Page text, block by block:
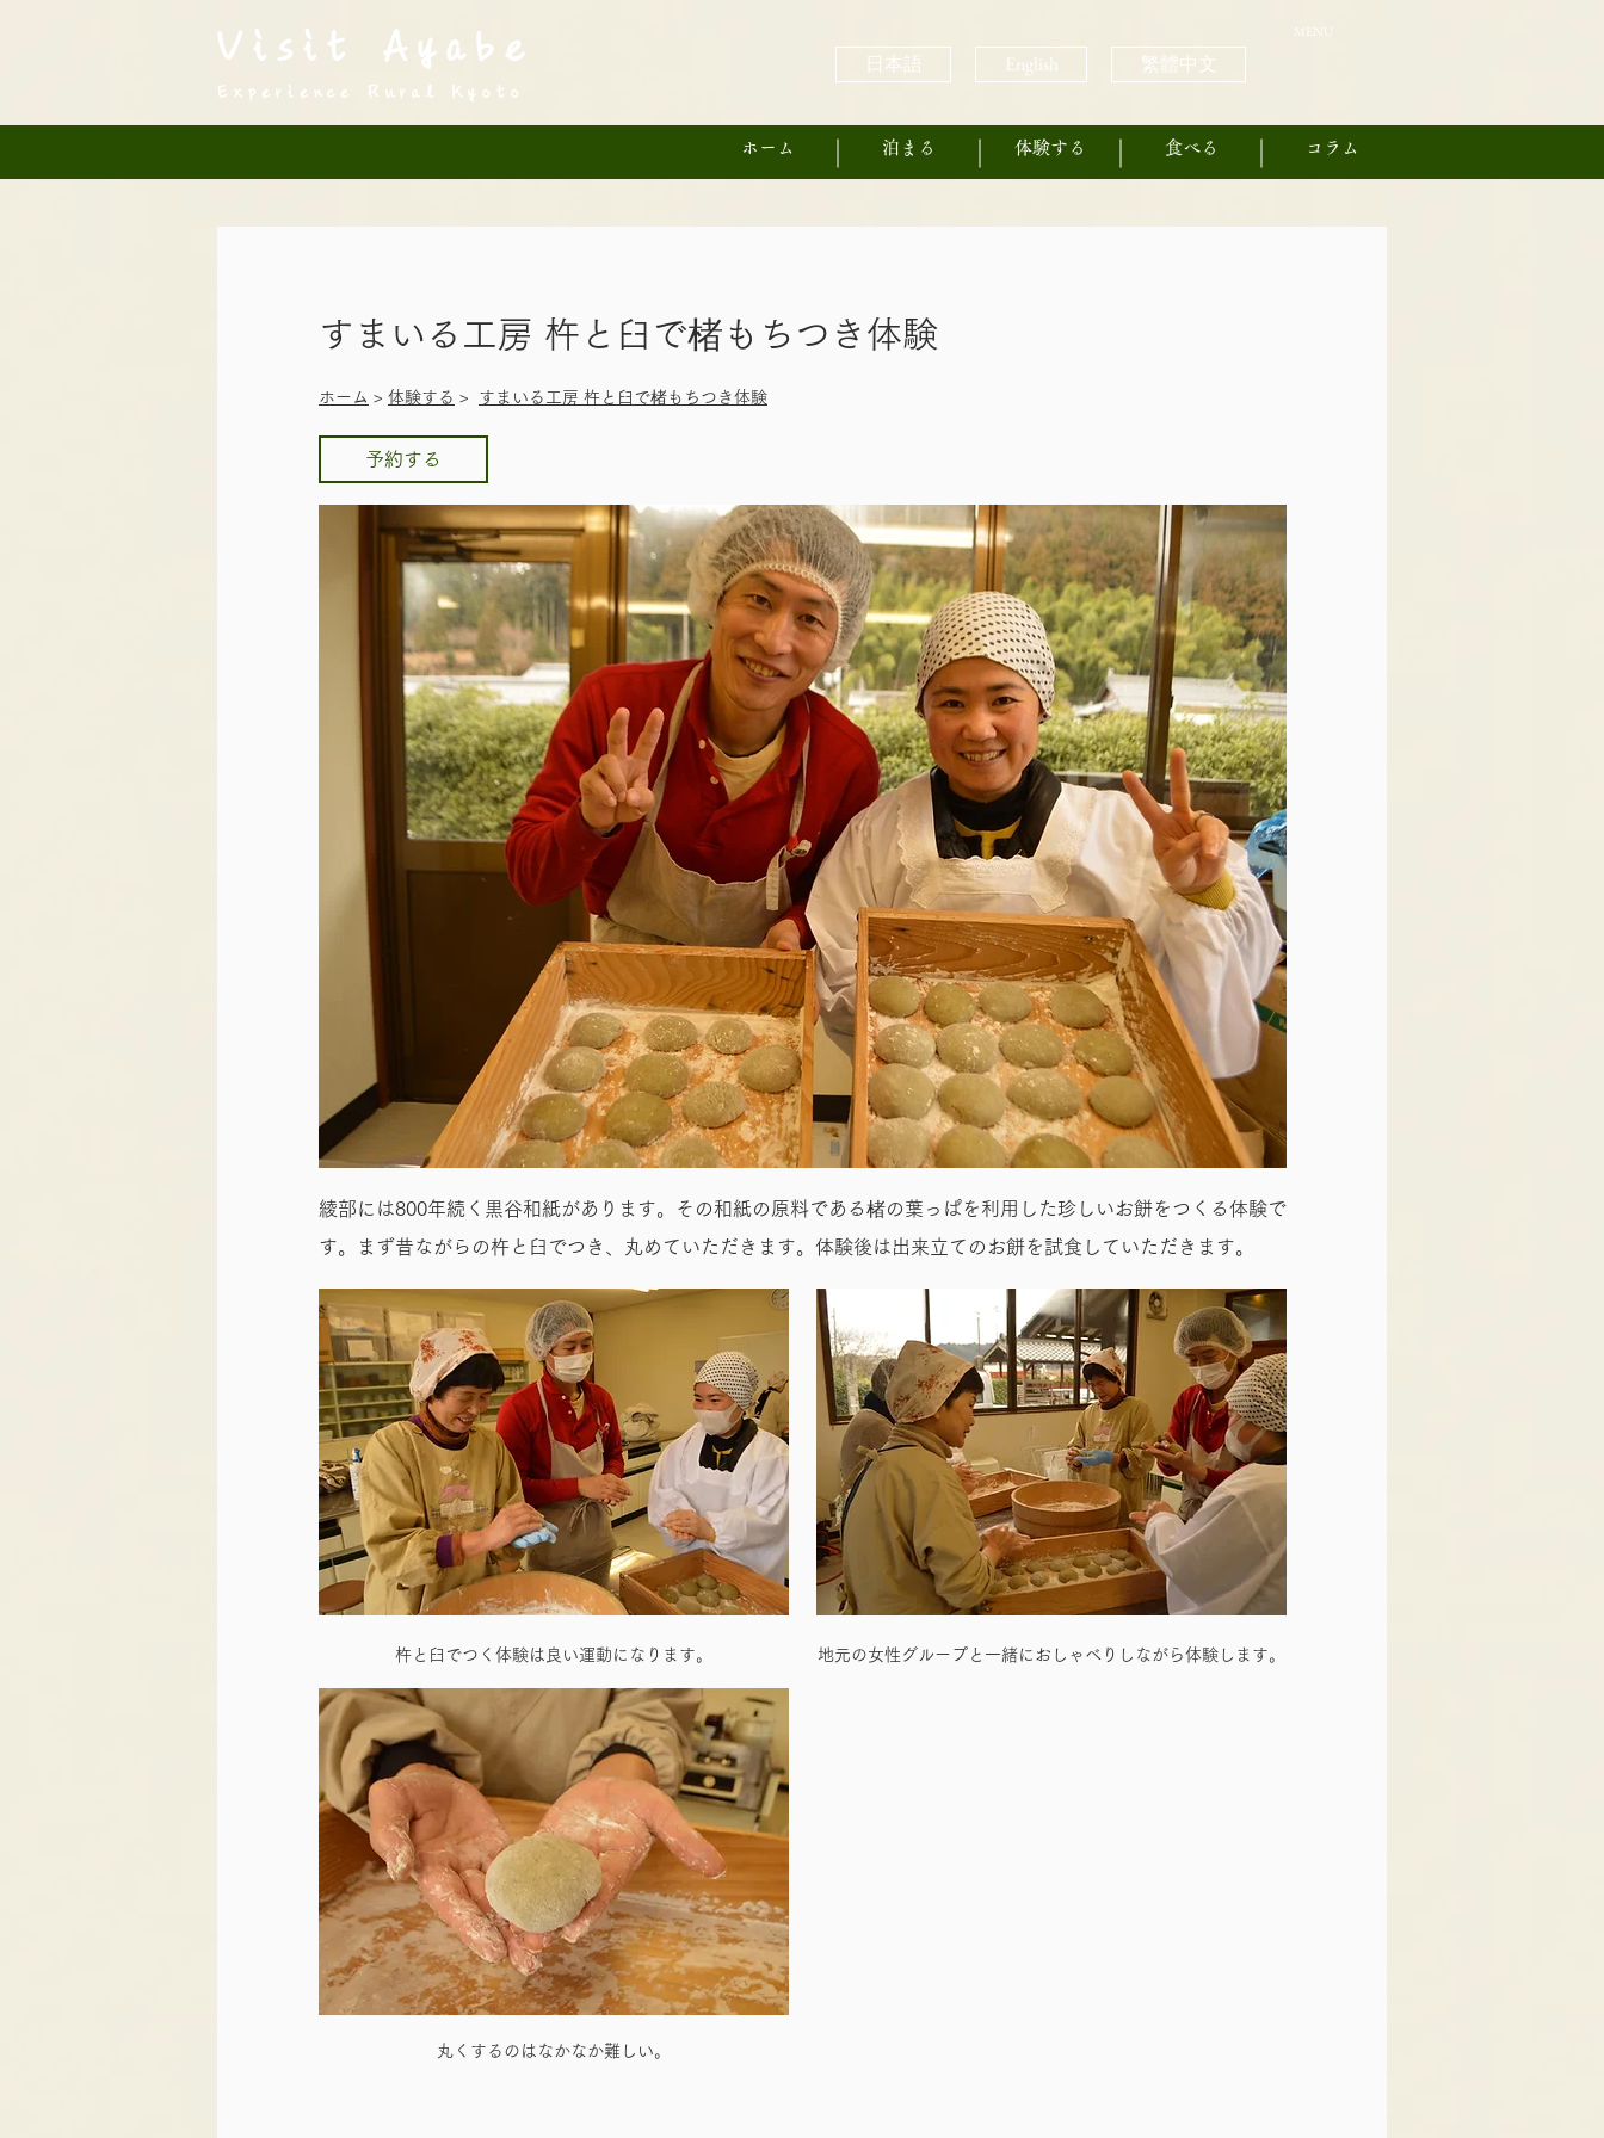
Visit Ayabe
Experience Rural Kyoto
MENU
日本語 English 繁體中文
ホーム 泊まる 体験する 食べる コラム
すまいる工房 杵と臼で楮もちつき体験
​ホーム > 体験する > すまいる工房 杵と臼で楮もちつき体験
予約する
綾部には800年続く黒谷和紙があります。その和紙の原料である楮の葉っぱを利用した珍しいお餅をつくる体験で
す。まず昔ながらの杵と臼でつき、丸めていただきます。体験後は出来立てのお餅を試食していただきます。
杵と臼でつく体験は良い運動になります。
丸くするのはなかなか難しい。
地元の女性グループと一緒におしゃべりしながら体験します。